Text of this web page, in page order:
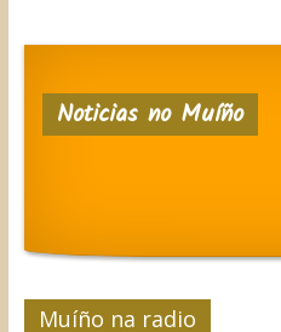
Noticias no Muíño
Muíño na radio